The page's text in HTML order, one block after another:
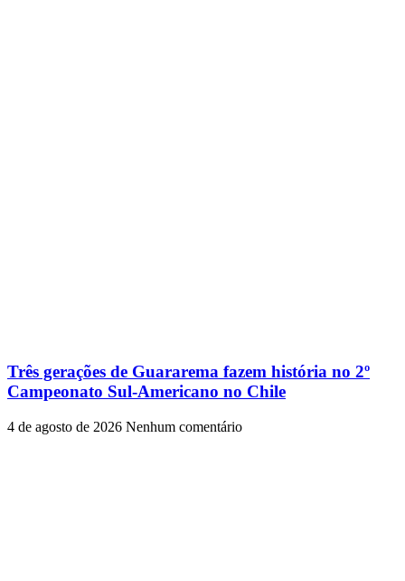
Três gerações de Guararema fazem história no 2º
Campeonato Sul-Americano no Chile
4 de agosto de 2026 Nenhum comentário